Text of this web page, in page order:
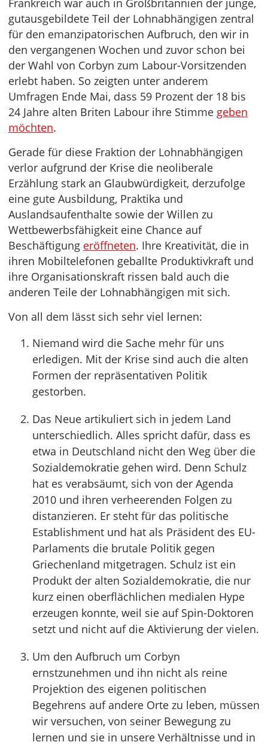
Frankreich war auch in Großbritannien der junge,
gutausgebildete Teil der Lohnabhängigen zentral
für den emanzipatorischen Aufbruch, den wir in
den vergangenen Wochen und zuvor schon bei
der Wahl von Corbyn zum Labour-Vorsitzenden
erlebt haben. So zeigten unter anderem
Umfragen Ende Mai, dass 59 Prozent der 18 bis
24 Jahre alten Briten Labour ihre Stimme geben
möchten.
Gerade für diese Fraktion der Lohnabhängigen
verlor aufgrund der Krise die neoliberale
Erzählung stark an Glaubwürdigkeit, derzufolge
eine gute Ausbildung, Praktika und
Auslandsaufenthalte sowie der Willen zu
Wettbewerbsfähigkeit eine Chance auf
Beschäftigung eröffneten. Ihre Kreativität, die in
ihren Mobiltelefonen geballte Produktivkraft und
ihre Organisationskraft rissen bald auch die
anderen Teile der Lohnabhängigen mit sich.
Von all dem lässt sich sehr viel lernen:
Niemand wird die Sache mehr für uns
erledigen. Mit der Krise sind auch die alten
Formen der repräsentativen Politik
gestorben.
Das Neue artikuliert sich in jedem Land
unterschiedlich. Alles spricht dafür, dass es
etwa in Deutschland nicht den Weg über die
Sozialdemokratie gehen wird. Denn Schulz
hat es verabsäumt, sich von der Agenda
2010 und ihren verheerenden Folgen zu
distanzieren. Er steht für das politische
Establishment und hat als Präsident des EU-
Parlaments die brutale Politik gegen
Griechenland mitgetragen. Schulz ist ein
Produkt der alten Sozialdemokratie, die nur
kurz einen oberflächlichen medialen Hype
erzeugen konnte, weil sie auf Spin-Doktoren
setzt und nicht auf die Aktivierung der vielen.
Um den Aufbruch um Corbyn
ernstzunehmen und ihn nicht als reine
Projektion des eigenen politischen
Begehrens auf andere Orte zu leben, müssen
wir versuchen, von seiner Bewegung zu
lernen und sie in unsere Verhältnisse und in